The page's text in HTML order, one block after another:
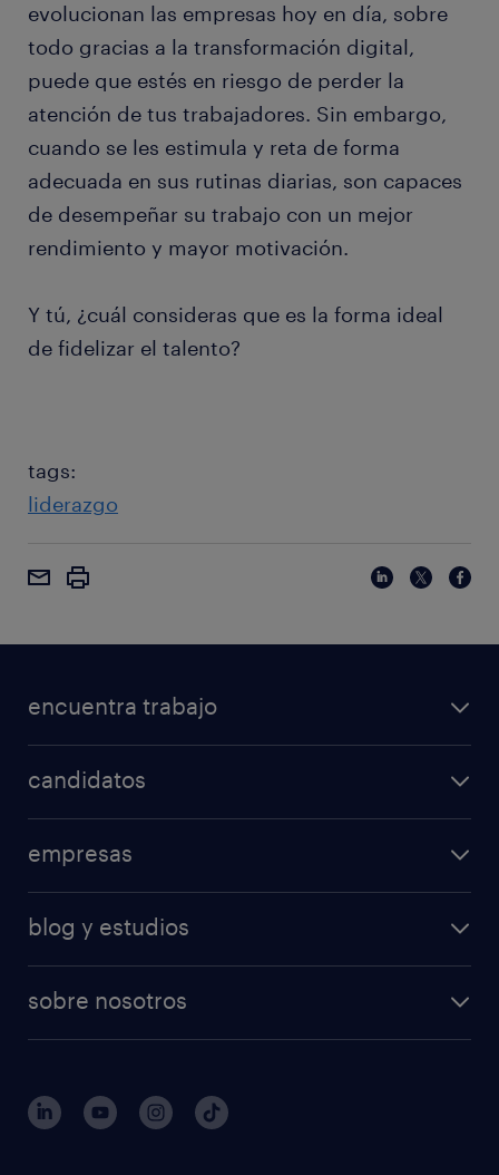
evolucionan las empresas hoy en día, sobre
todo gracias a la transformación digital,
puede que estés en riesgo de perder la
atención de tus trabajadores. Sin embargo,
cuando se les estimula y reta de forma
adecuada en sus rutinas diarias, son capaces
de desempeñar su trabajo con un mejor
rendimiento y mayor motivación.
Y tú, ¿cuál consideras que es la forma ideal
de fidelizar el talento?
tags:
liderazgo
encuentra trabajo
candidatos
empresas
blog y estudios
sobre nosotros